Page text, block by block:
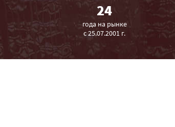
24
года на рынке
с 25.07.2001 г.